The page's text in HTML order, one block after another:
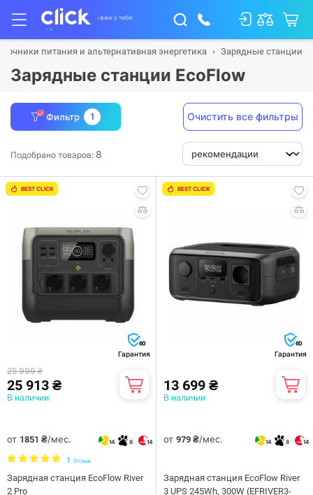
питания и альтернативная энергетика Зарядные станции
Зарядные станции EcoFlow
Фильтр 1 Очистить все фильтры
Подобрано товаров: 8
BEST CLICK
60
Гарантия
25 999 ₴
25 913 ₴
В наличии
от 1851 ₴/мес. 14 8 14
1 Отзыв
Зарядная станция EcoFlow River
2 Pro
BEST CLICK
60
Гарантия
13 699 ₴
В наличии
от 979 ₴/мес. 14 8 14
Зарядная станция EcoFlow River
3 UPS 245Wh, 300W (EFRIVER3-